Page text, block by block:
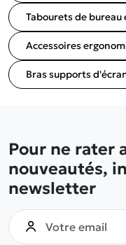
Tabourets de bureau
Accessoires
Bras supports
Pour ne rater
nouveautés,
newsletter